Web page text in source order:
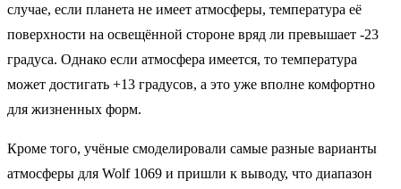
случае, если планета не имеет атмосферы, температура её
поверхности на освещённой стороне вряд ли превышает -23
градуса. Однако если атмосфера имеется, то температура
может достигать +13 градусов, а это уже вполне комфортно
для жизненных форм.
Кроме того, учёные смоделировали самые разные варианты
атмосферы для Wolf 1069 и пришли к выводу, что диапазон